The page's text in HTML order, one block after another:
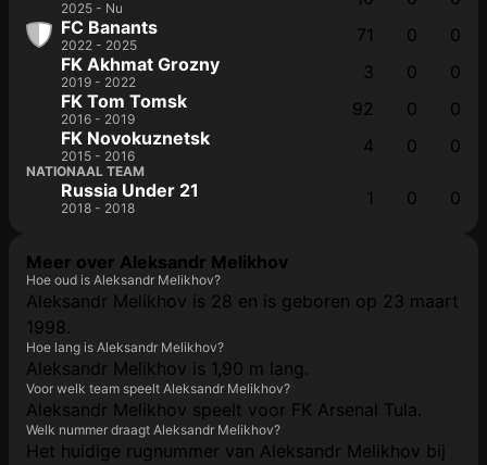
2025 - Nu
FC Banants
2022 - 2025 71 0
0
FK Akhmat Grozny
2019 - 2022 3 0
0
FK Tom Tomsk
2016 - 2019 92 0
0
FK Novokuznetsk
2015 - 2016 4 0 0
NATIONAAL TEAM
Russia Under 21
2018 - 2018 1 0 0
Meer over Aleksandr Melikhov
Hoe oud is Aleksandr Melikhov?
Aleksandr Melikhov is 28 en is geboren op 23 maart
1998.
Hoe lang is Aleksandr Melikhov?
Aleksandr Melikhov is 1,90 m lang.
Voor welk team speelt Aleksandr Melikhov?
Aleksandr Melikhov speelt voor FK Arsenal Tula.
Welk nummer draagt Aleksandr Melikhov?
Het huidige rugnummer van Aleksandr Melikhov bij